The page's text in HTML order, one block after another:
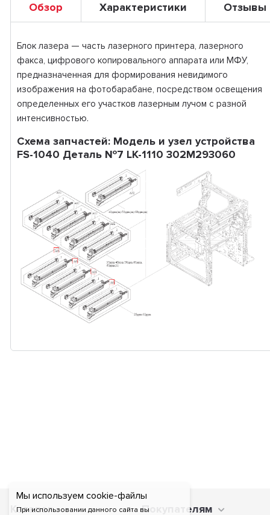
Мы используем cookie-файлы
При использовании данного сайта вы
Обзор Характеристики Отзывы
Блок лазера — часть лазерного принтера, лазерного
факса, цифрового копировального аппарата или МФУ,
предназначенная для формирования невидимого
изображения на фотобарабане, посредством освещения
определенных его участков лазерным лучом с разной
интенсивностью.
Схема запчастей: Модель и узел устройства
FS-1040 Деталь №7 LK-1110 302M293060
Каталог Покупателям